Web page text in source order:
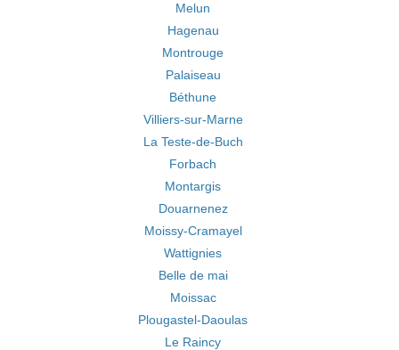
Melun
Hagenau
Montrouge
Palaiseau
Béthune
Villiers-sur-Marne
La Teste-de-Buch
Forbach
Montargis
Douarnenez
Moissy-Cramayel
Wattignies
Belle de mai
Moissac
Plougastel-Daoulas
Le Raincy